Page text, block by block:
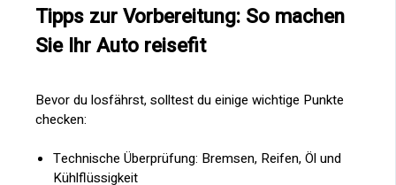
Tipps zur Vorbereitung: So machen
Sie Ihr Auto reisefit
Bevor du losfährst, solltest du einige wichtige Punkte
checken:
Technische Überprüfung: Bremsen, Reifen, Öl und
Kühlflüssigkeit